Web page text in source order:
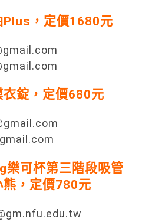
Plus，定價1680元
錠，定價680元
樂可杯第三階段吸管
，定價780元